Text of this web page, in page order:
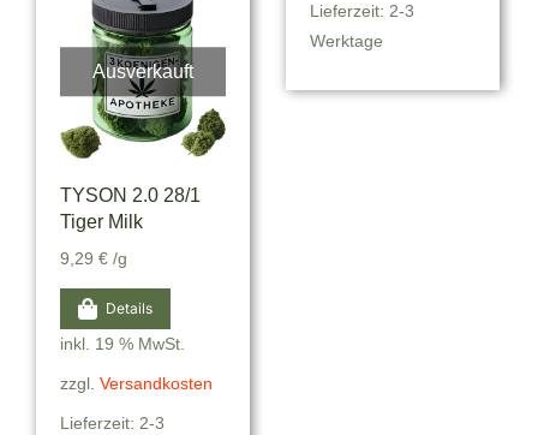
Lieferzeit: 2-3
Werktage
Ausverkauft
TYSON 2.0 28/1
Tiger Milk
9,29 € /g
Details
inkl. 19 % MwSt.
zzgl. Versandkosten
Lieferzeit: 2-3